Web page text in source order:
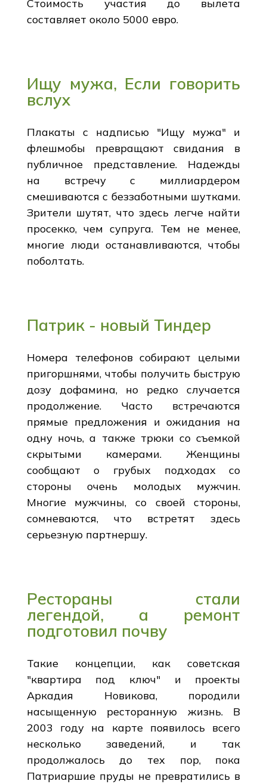
Стоимость участия до вылета
составляет около 5000 евро.
Ищу мужа, Если говорить
вслух
Плакаты с надписью "Ищу мужа" и
флешмобы превращают свидания в
публичное представление. Надежды
на встречу с миллиардером
смешиваются с беззаботными шутками.
Зрители шутят, что здесь легче найти
просекко, чем супруга. Тем не менее,
многие люди останавливаются, чтобы
поболтать.
Патрик - новый Тиндер
Номера телефонов собирают целыми
пригоршнями, чтобы получить быструю
дозу дофамина, но редко случается
продолжение. Часто встречаются
прямые предложения и ожидания на
одну ночь, а также трюки со съемкой
скрытыми камерами. Женщины
сообщают о грубых подходах со
стороны очень молодых мужчин.
Многие мужчины, со своей стороны,
сомневаются, что встретят здесь
серьезную партнершу.
Рестораны стали
легендой, а ремонт
подготовил почву
Такие концепции, как советская
"квартира под ключ" и проекты
Аркадия Новикова, породили
насыщенную ресторанную жизнь. В
2003 году на карте появилось всего
несколько заведений, и так
продолжалось до тех пор, пока
Патриаршие пруды не превратились в